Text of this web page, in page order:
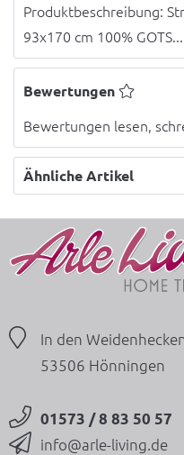
Produktbeschreibung:
93x170 cm 100% GOTS...
Bewertungen
Bewertungen lesen,
Ähnliche Artikel
In den
53506 Hönningen
01573 / 8 83 50 57
info@arle-living.de